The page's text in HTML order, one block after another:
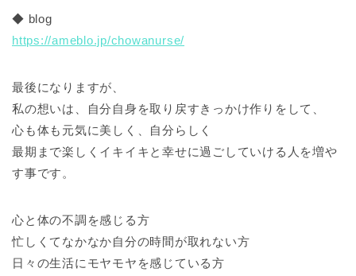
◆ blog
https://ameblo.jp/chowanurse/
最後になりますが、
私の想いは、自分自身を取り戻すきっかけ作りをして、
心も体も元気に美しく、自分らしく
最期まで楽しくイキイキと幸せに過ごしていける人を増や
す事です。
心と体の不調を感じる方
忙しくてなかなか自分の時間が取れない方
日々の生活にモヤモヤを感じている方